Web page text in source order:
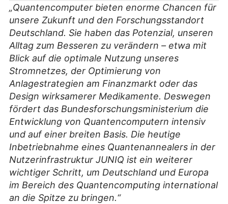
„Quantencomputer bieten enorme Chancen für
unsere Zukunft und den Forschungsstandort
Deutschland. Sie haben das Potenzial, unseren
Alltag zum Besseren zu verändern – etwa mit
Blick auf die optimale Nutzung unseres
Stromnetzes, der Optimierung von
Anlagestrategien am Finanzmarkt oder das
Design wirksamerer Medikamente. Deswegen
fördert das Bundesforschungsministerium die
Entwicklung von Quantencomputern intensiv
und auf einer breiten Basis. Die heutige
Inbetriebnahme eines Quantenannealers in der
Nutzerinfrastruktur JUNIQ ist ein weiterer
wichtiger Schritt, um Deutschland und Europa
im Bereich des Quantencomputing international
an die Spitze zu bringen.“